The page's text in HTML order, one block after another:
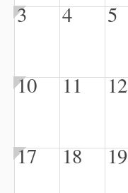
3 4 5
10 11 12
17 18 19